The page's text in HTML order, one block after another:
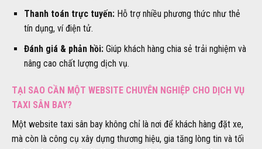
Thanh toán trực tuyến:Hỗ trợ nhiều phương thức như thẻ
tín dụng, ví điện tử.
Đánh giá & phản hồi:Giúp khách hàng chia sẻ trải nghiệm và
nâng cao chất lượng dịch vụ.
TẠI SAO CẦN MỘT WEBSITE CHUYÊN NGHIỆP CHO DỊCH VỤ
TAXI SÂN BAY?
Một website taxi sân bay không chỉ là nơi để khách hàng đặt xe,
mà còn là công cụ xây dựng thương hiệu, gia tăng lòng tin và tối